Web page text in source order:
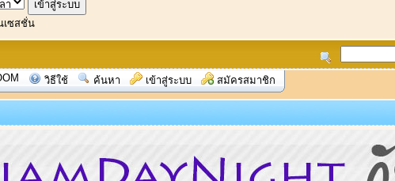
เซสชั่น
วิธีใช้ ค้นหา เข้าสู่ระบบ สมัครสมาชิก